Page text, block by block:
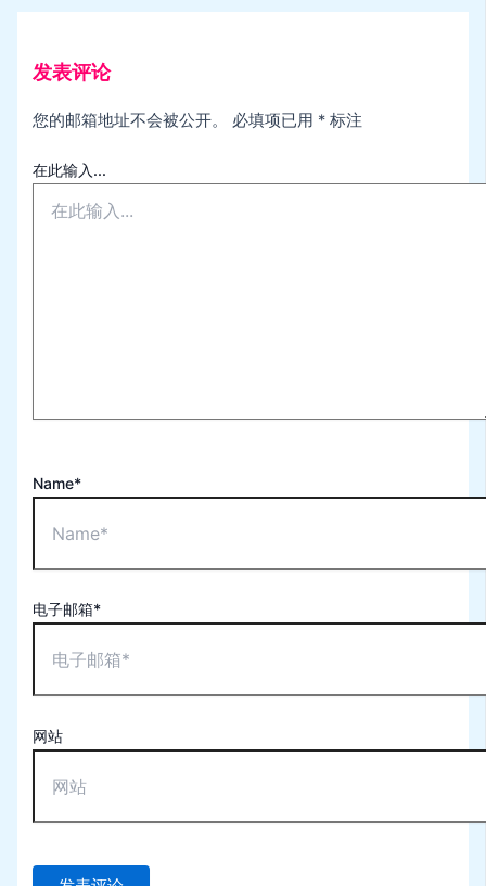
发表评论
您的邮箱地址不会被公开。 必填项已用 * 标注
在此输入...
Name*
电子邮箱*
网站